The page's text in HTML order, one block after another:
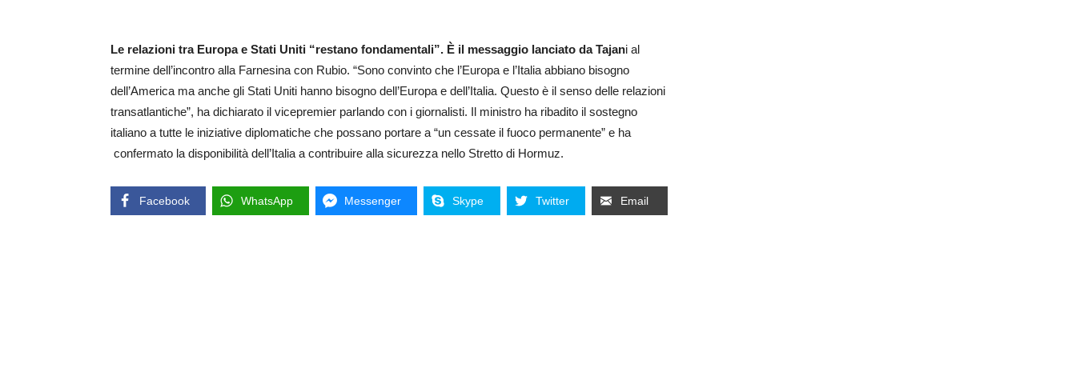
Le relazioni tra Europa e Stati Uniti “restano fondamentali”. È il messaggio lanciato da Tajani al
termine dell’incontro alla Farnesina con Rubio. “Sono convinto che l’Europa e l’Italia abbiano bisogno
dell’America ma anche gli Stati Uniti hanno bisogno dell’Europa e dell’Italia. Questo è il senso delle relazioni
transatlantiche”, ha dichiarato il vicepremier parlando con i giornalisti. Il ministro ha ribadito il sostegno
italiano a tutte le iniziative diplomatiche che possano portare a “un cessate il fuoco permanente” e ha
confermato la disponibilità dell’Italia a contribuire alla sicurezza nello Stretto di Hormuz.
Facebook WhatsApp Messenger Skype Twitter Email